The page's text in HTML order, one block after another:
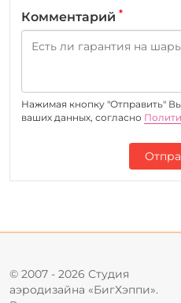
Комментарий *
Нажимая кнопку "Отправить"
ваших данных, согласно
© 2007 - 2026 Студия
аэродизайна «БигХэппи».